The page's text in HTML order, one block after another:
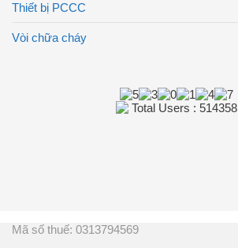
Thiết bị PCCC
Vòi chữa cháy
Total Users : 514358
Mã số thuế: 0313794569